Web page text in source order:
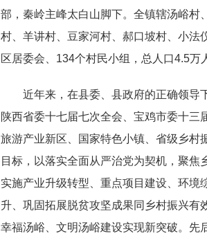
部，秦岭主峰太白山脚下。全镇辖汤峪村
村、羊讲村、豆家河村、郝口坡村、小法
区居委会、134个村民小组，总人口4.5万
近年来，在县委、县政府的正确领导
陕西省委十七届七次全会、宝鸡市委十三
旅游产业新区、
国家特色小镇、 省级乡村
目标，以落实全面从严治党为契机，聚焦
实施产业升级转型、重点项目建设、环境
升、 巩固拓展脱贫攻坚成果同乡村振兴有
幸福汤峪、文明汤峪建设实现新突破。先